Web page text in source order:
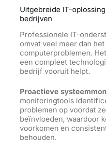
Uitgebreide IT-
bedrijven
Professionele IT-
omvat veel meer dan
computerproblemen.
een compleet
bedrijf vooruit helpt.
Proactieve
monitoringtools
problemen op voordat
beïnvloeden, waardoor
voorkomen en
behouden.